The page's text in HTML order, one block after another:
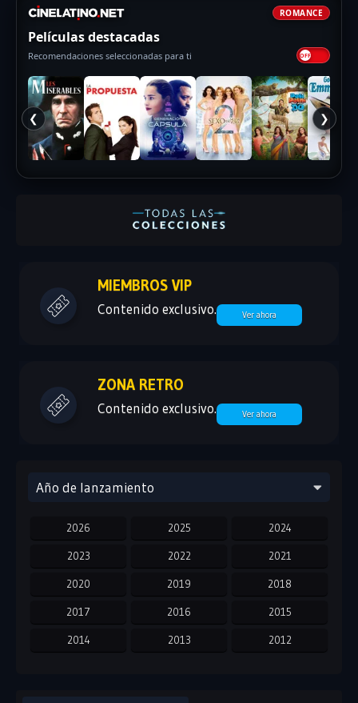
ROMANCE
Películas destacadas
Recomendaciones seleccionadas para ti
❮ ❯
MIEMBROS VIP
Contenido exclusivo. Ver ahora
ZONA RETRO
Contenido exclusivo. Ver ahora
Año de lanzamiento
2026 2025 2024
2023 2022 2021
2020 2019 2018
2017 2016 2015
2014 2013 2012